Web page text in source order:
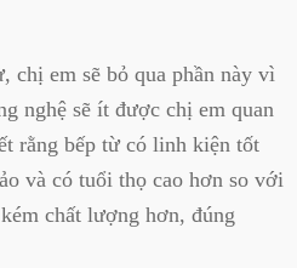
chị em sẽ bỏ qua phần này vì
nghệ sẽ ít được chị em quan
rằng bếp từ có linh kiện tốt
và có tuổi thọ cao hơn so với
chất lượng hơn, đúng